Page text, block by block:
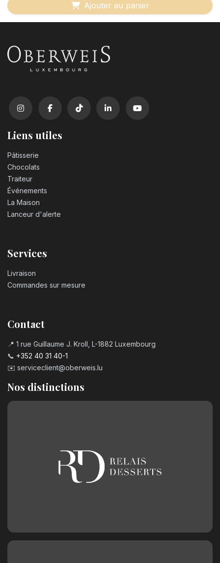
Ajouter au panier
Liens utiles
Pâtisserie
Chocolats
Traiteur
Événements
La Maison
Lanceur d'alerte
Services
Livraison
Commandes sur mesure
Contact
📍 1 rue Guillaume J. Kroll, L-1882 Luxembourg
📞 +352 40 31 40-1
✉️ serviceclient@oberweis.lu
Nos distinctions